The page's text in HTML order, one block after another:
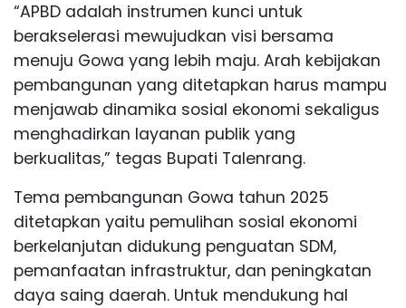
“APBD adalah instrumen kunci untuk
berakselerasi mewujudkan visi bersama
menuju Gowa yang lebih maju. Arah kebijakan
pembangunan yang ditetapkan harus mampu
menjawab dinamika sosial ekonomi sekaligus
menghadirkan layanan publik yang
berkualitas,” tegas Bupati Talenrang.
Tema pembangunan Gowa tahun 2025
ditetapkan yaitu pemulihan sosial ekonomi
berkelanjutan didukung penguatan SDM,
pemanfaatan infrastruktur, dan peningkatan
daya saing daerah. Untuk mendukung hal